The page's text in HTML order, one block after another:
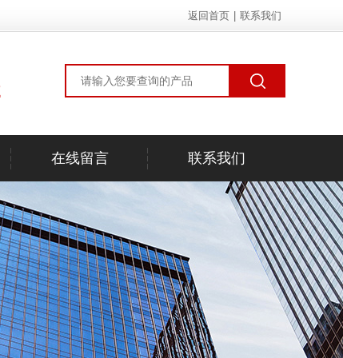
返回首页 联系我们
在线留言 联系我们